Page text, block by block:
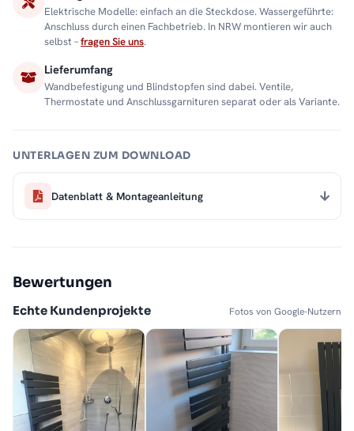
täglichen Betriebs mühelos stand. Auch in feuchter
Badezimmerumgebung bleibt der Heizstab zuverlässig und
widerstandsfähig.
Mit intelligenten Sicherheitsfunktionen:
Zuverlässiger Schutz vor Überhitzung und
ESSENTIAL zuverlässigen Schutz vor Überhitzung und
Kurzschlüssen. Diese Sicherheitsvorkehrungen garantieren
nicht nur einen stabilen Betrieb, sondern auch ein
beruhigendes Gefühl von Sicherheit – Tag für Tag.
Für elektrische Heizkörper
als viele herkömmliche Heizstäbe
24-Stunden-Timer : Individuelle Heizzeiten für maximalen
Komfort und Effizienz
Eco-Modus: Sparsamer Betrieb, perfekt zum Trocknen von
Handtüchern
Elektrische Modelle: einfach an die Steckdose. Wassergeführte:
Anschluss durch einen Fachbetrieb. In NRW montieren wir auch
selbst –fragen Sie uns.
Lieferumfang
Wandbefestigung und Blindstopfen sind dabei. Ventile,
Thermostate und Anschlussgarnituren separat oder als Variante.
UNTERLAGEN ZUM DOWNLOAD
Datenblatt & Montageanleitung
Bewertungen
Echte Kundenprojekte Fotos von Google-Nutzern